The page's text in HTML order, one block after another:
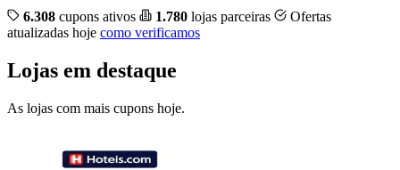
6.308 cupons ativos 1.780 lojas parceiras
Ofertas
atualizadas hoje como verificamos
Lojas em destaque
As lojas com mais cupons hoje.